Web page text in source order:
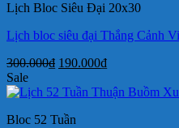
330.000₫.
Lịch Bloc Siêu Đại 20x30
Lịch bloc siêu đại Thắng Cảnh
300.000₫ Giá
là:
190.000₫Giá
tại
Sale
Bloc 52 Tuần